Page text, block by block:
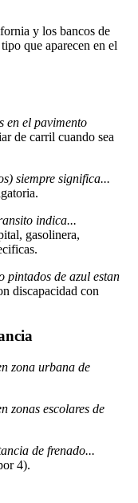
y los bancos de
que aparecen en el
en el pavimento
de carril cuando sea
siempre significa...
indica...
gasolinera,
pintados de azul estan
discapacidad con
zona urbana de
zonas escolares de
de frenado...
4).